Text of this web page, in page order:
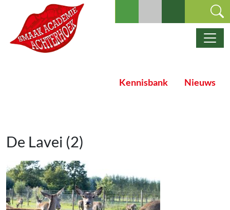
Ga naar de inhoud
Hoofdnavigatie
Kennisbank Nieuws
De Lavei (2)